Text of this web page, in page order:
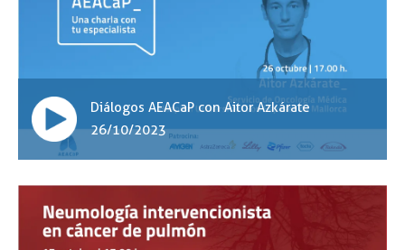
Diálogos AEACaP con Aitor Azkárate
26/10/2023